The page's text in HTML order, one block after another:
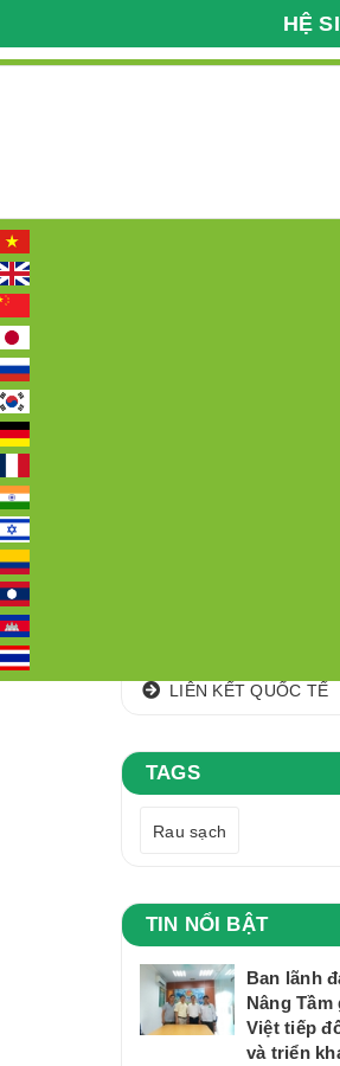
HỆ
Trang chủ Giới thiệu
LIÊN KẾT QUỐC TẾ
TAGS
Rau sạch
TIN NỔI BẬT
Ban lãnh
Nâng Tầm
Việt tiếp
và triển